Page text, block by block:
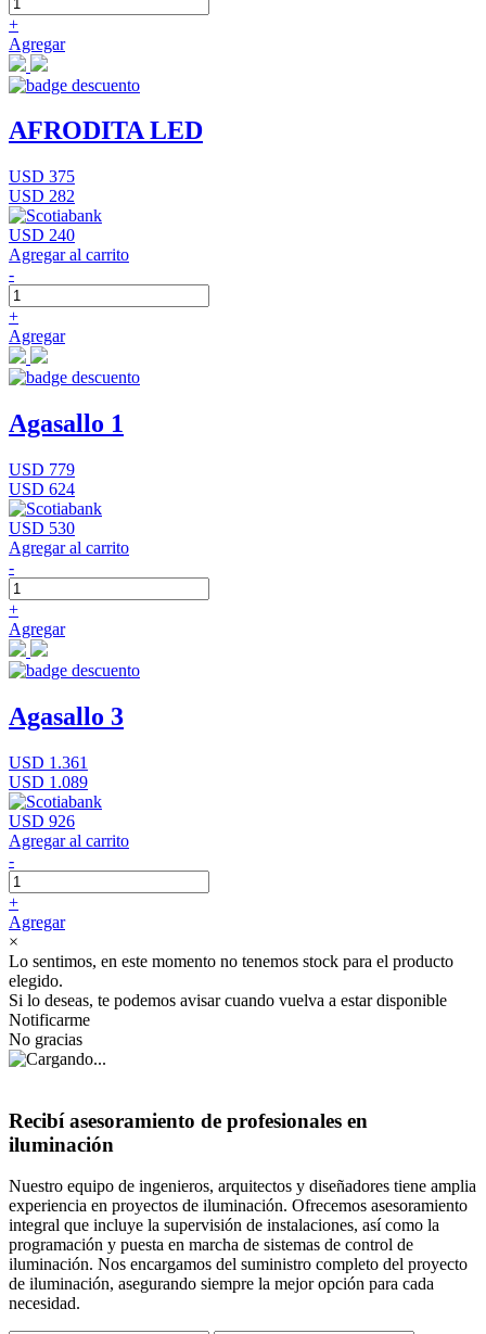
+
Agregar
AFRODITA LED
USD 375
USD 282
USD 240
Agregar al carrito
-
+
Agregar
Agasallo 1
USD 779
USD 624
USD 530
Agregar al carrito
-
+
Agregar
Agasallo 3
USD 1.361
USD 1.089
USD 926
Agregar al carrito
-
+
Agregar
×
Lo sentimos, en este momento no tenemos stock para el producto
elegido.
Si lo deseas, te podemos avisar cuando vuelva a estar disponible
Notificarme
No gracias
Recibí asesoramiento de profesionales en
iluminación
Nuestro equipo de ingenieros, arquitectos y diseñadores tiene amplia
experiencia en proyectos de iluminación. Ofrecemos asesoramiento
integral que incluye la supervisión de instalaciones, así como la
programación y puesta en marcha de sistemas de control de
iluminación. Nos encargamos del suministro completo del proyecto
de iluminación, asegurando siempre la mejor opción para cada
necesidad.